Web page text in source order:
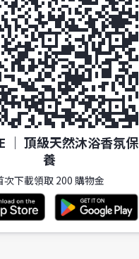
│ 頂級天然沐浴香氛保
養
次下載領取 200 購物金